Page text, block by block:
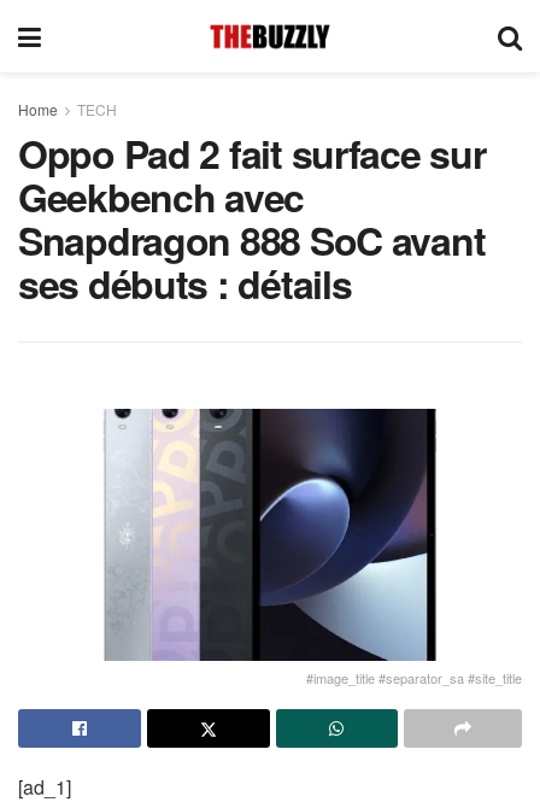
Home TECH
Oppo Pad 2 fait surface sur
Geekbench avec
Snapdragon 888 SoC avant
ses débuts : détails
#image_title #separator_sa #site_title
[ad_1]